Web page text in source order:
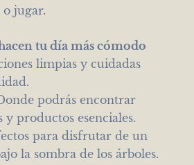
jugar.
tu día más cómodo
limpias y cuidadas
podrás encontrar
y productos esenciales.
para disfrutar de un
la sombra de los árboles.